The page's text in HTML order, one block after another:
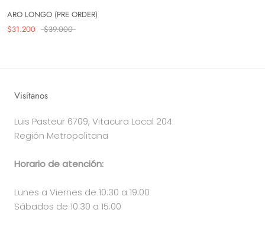
ARO LONGO (PRE ORDER)
$31.200
$39.000
Visítanos
Luis Pasteur 6709, Vitacura Local 204
Región Metropolitana
Horario de atención:
Lunes a Viernes de 10:30 a 19:00
Sábados de 10:30 a 15:00